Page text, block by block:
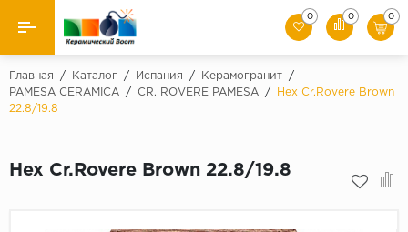
Назад
Производители
0 0 0
Главная / Каталог / Испания / Керамогранит
/
PAMESA CERAMICA
/ CR. ROVERE PAMESA /
Hex Cr.Rovere Brown
22.8/19.8
Hex Cr.Rovere Brown 22.8/19.8